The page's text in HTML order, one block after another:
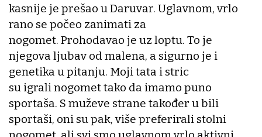
kasnije je prešao u Daruvar. Uglavnom, vrlo
rano se počeo zanimati za
nogomet. Prohodavao je uz loptu. To je
njegova ljubav od malena, a sigurno je i
genetika u pitanju. Moji tata i stric
su igrali nogomet tako da imamo puno
sportaša. S muževe strane također u bili
sportaši, oni su pak, više preferirali stolni